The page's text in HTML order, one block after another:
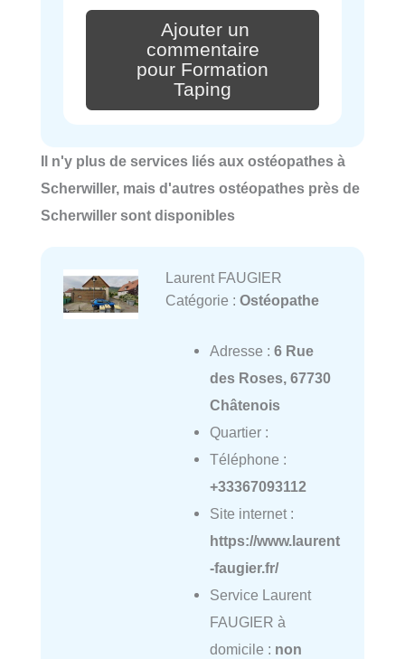
Ajouter un
commentaire
pour Formation
Taping
Il n'y plus de services liés aux ostéopathes à
Scherwiller, mais d'autres ostéopathes près de
Scherwiller sont disponibles
Laurent FAUGIER
Catégorie : Ostéopathe
Adresse : 6 Rue
des Roses, 67730
Châtenois
Quartier :
Téléphone :
+33367093112
Site internet :
https://www.laurent
-faugier.fr/
Service Laurent
FAUGIER à
domicile : non